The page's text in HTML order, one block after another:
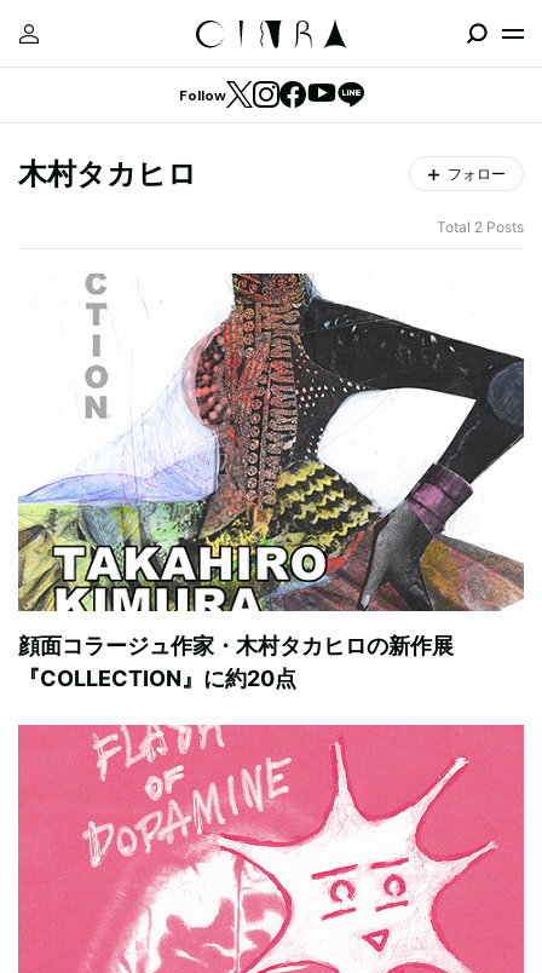
Follow
木村タカヒロ フォロー
Total 2 Posts
顔面コラージュ作家・木村タカヒロの新作展
『COLLECTION』に約20点